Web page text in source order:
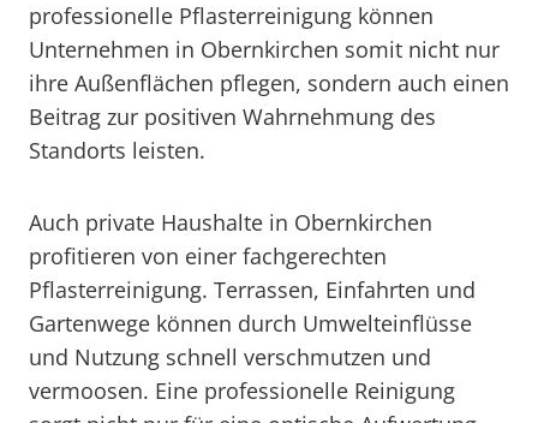
professionelle Pflasterreinigung können
Unternehmen in Obernkirchen somit nicht nur
ihre Außenflächen pflegen, sondern auch einen
Beitrag zur positiven Wahrnehmung des
Standorts leisten.
Auch private Haushalte in Obernkirchen
profitieren von einer fachgerechten
Pflasterreinigung. Terrassen, Einfahrten und
Gartenwege können durch Umwelteinflüsse
und Nutzung schnell verschmutzen und
vermoosen. Eine professionelle Reinigung